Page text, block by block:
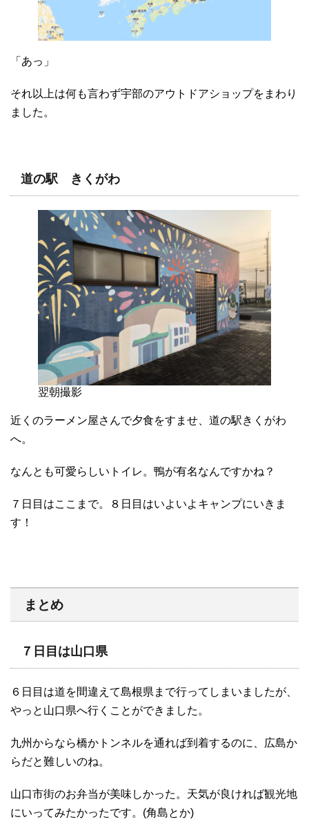
「あっ」
それ以上は何も言わず宇部のアウトドアショップをまわり
ました。
道の駅 きくがわ
翌朝撮影
近くのラーメン屋さんで夕食をすませ、道の駅きくがわ
へ。
なんとも可愛らしいトイレ。鴨が有名なんですかね？
７日目はここまで。８日目はいよいよキャンプにいきま
す！
まとめ
７日目は山口県
６日目は道を間違えて島根県まで行ってしまいましたが、
やっと山口県へ行くことができました。
九州からなら橋かトンネルを通れば到着するのに、広島か
らだと難しいのね。
山口市街のお弁当が美味しかった。天気が良ければ観光地
にいってみたかったです。(角島とか)